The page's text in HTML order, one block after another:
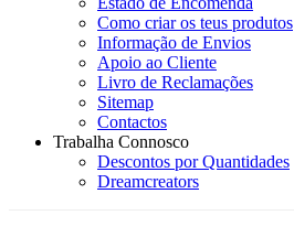
Como criar os teus produtos
Informação de Envios
Apoio ao Cliente
Livro de Reclamações
Sitemap
Contactos
Trabalha Connosco
Descontos por Quantidades
Dreamcreators